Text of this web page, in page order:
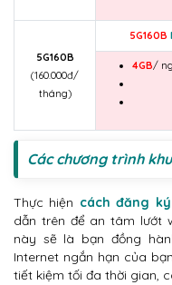
5G160B
(160.000đ/
tháng)
5G160B
4GB/
Các chương trình
Thực hiện cách đăng
dẫn trên để an tâm lướt
này sẽ là bạn đồng
Internet ngắn hạn của
tiết kiệm tối đa thời gian,